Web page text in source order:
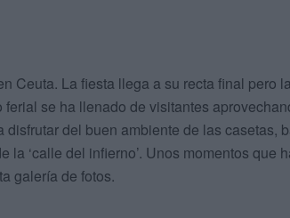
Ceuta. La fiesta llega a su recta final pero
ferial se ha llenado de visitantes
disfrutar del buen ambiente de las casetas,
la ‘calle del infierno’. Unos momentos
galería de fotos.